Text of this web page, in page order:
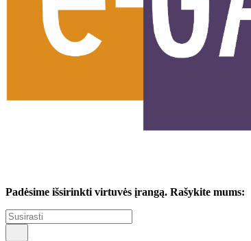
Padėsime išsirinkti virtuvės įrangą. Rašykite mums: